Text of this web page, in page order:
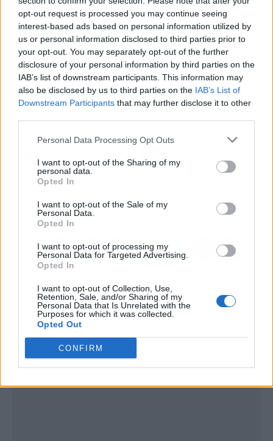
opt-out request is processed you may continue seeing
interest-based ads based on personal information utilized by
us or personal information disclosed to third parties prior to
your opt-out. You may separately opt-out of the further
disclosure of your personal information by third parties on the
IAB’s list of downstream participants. This information may
also be disclosed by us to third parties on the IAB’s List of
Downstream Participants that may further disclose it to other
Personal Data Processing Opt Outs
I want to opt-out of the Sharing of my
personal data.
Opted In
I want to opt-out of the Sale of my
Personal Data.
Opted In
I want to opt-out of processing my
Personal Data for Targeted Advertising.
Opted In
I want to opt-out of Collection, Use,
Retention, Sale, and/or Sharing of my
Personal Data that Is Unrelated with the
Purposes for which it was collected.
Opted Out
CONFIRM
🛒 Directo al grano
Precio:55,99 € (antes 69,99 €).Dónde
encontrarlo:en las tiendas Sfera dentro de El
Corte Inglés y en su web, en la sección de mujer.
Oferta sujeta a disponibilidad.
Artículo anterior
construye submarinos
caseros: su último
toneladas y funciona
Artículo siguiente
que te dice cuánto sol